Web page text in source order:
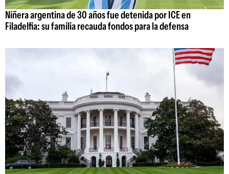
Niñera argentina de 30 años fue detenida por ICE en
Filadelfia: su familia recauda fondos para la defensa